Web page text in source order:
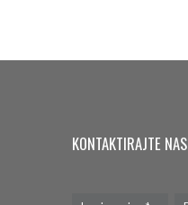
KONTAKTIRAJTE NAS